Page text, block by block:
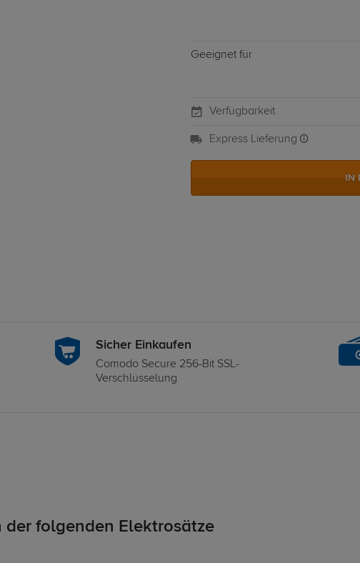
Geeignet für
Verfügbarkeit
Express Lieferung
IN
Sicher Einkaufen
Comodo Secure 256-Bit SSL-
Verschlüsselung
folgenden Elektrosätze